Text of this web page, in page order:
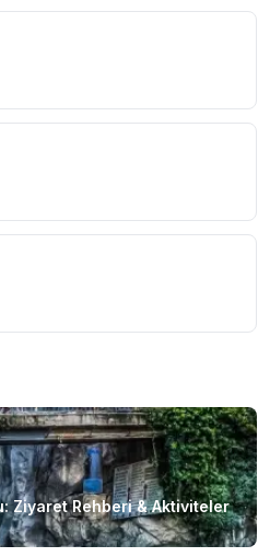
Ziyaret Rehberi & Aktiviteler